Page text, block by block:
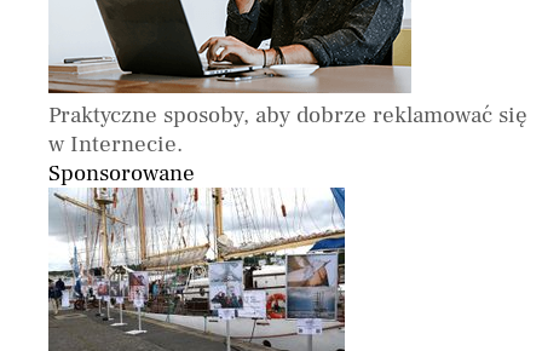
Praktyczne sposoby, aby dobrze reklamować się
w Internecie.
Sponsorowane